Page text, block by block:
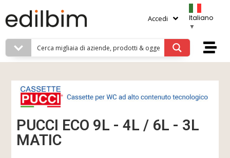
Accedi
Italiano
▼
PUCCI ECO 9L - 4L / 6L - 3L
MATIC